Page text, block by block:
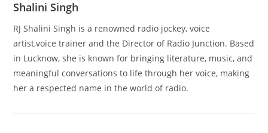
Shalini Singh
RJ Shalini Singh is a renowned radio jockey, voice
artist,voice trainer and the Director of Radio Junction. Based
in Lucknow, she is known for bringing literature, music, and
meaningful conversations to life through her voice, making
her a respected name in the world of radio.